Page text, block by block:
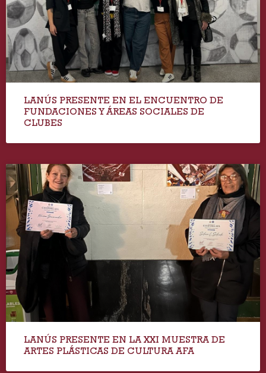
LANÚS PRESENTE EN EL ENCUENTRO DE
FUNDACIONES Y ÁREAS SOCIALES DE
CLUBES
LANÚS PRESENTE EN LA XXI MUESTRA DE
ARTES PLÁSTICAS DE CULTURA AFA